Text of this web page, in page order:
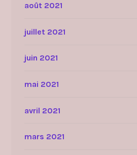
août 2021
juillet 2021
juin 2021
mai 2021
avril 2021
mars 2021